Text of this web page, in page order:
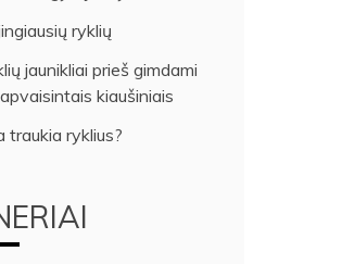
ryklių
jaunikliai prieš gimdami
kiaušiniais
traukia ryklius?